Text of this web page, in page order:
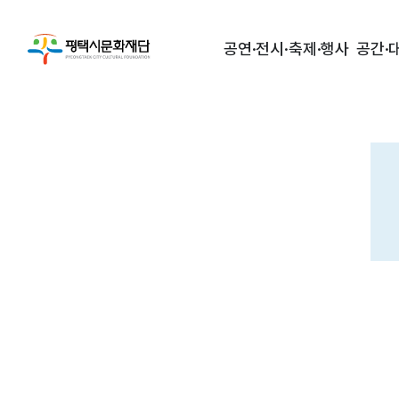
공연·전시·축제·행사 공간·